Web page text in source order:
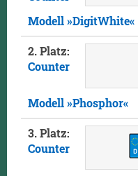
Modell »DigitWhite«
2. Platz:
Counter
Modell »Phosphor«
3. Platz:
Counter